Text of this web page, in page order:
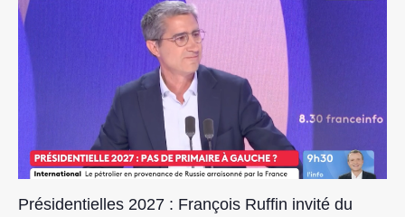
Présidentielles 2027 : François Ruffin invité du